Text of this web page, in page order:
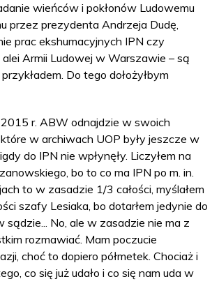
wieńców i pokłonów Ludowemu
przez prezydenta Andrzeja Dudę,
prac ekshumacyjnych IPN czy
Armii Ludowej w Warszawie – są
Do tego dołożyłbym
2015 r. ABW odnajdzie w swoich
w archiwach UOP były jeszcze w
do IPN nie wpłynęły. Liczyłem na
bo to co ma IPN po m. in.
to w zasadzie 1/3 całości, myślałem
szafy Lesiaka, bo dotarłem jedynie do
sądzie... No, ale w zasadzie nie ma z
rozmawiać. Mam poczucie
choć to dopiero półmetek. Chociaż i
co się już udało i co się nam uda w